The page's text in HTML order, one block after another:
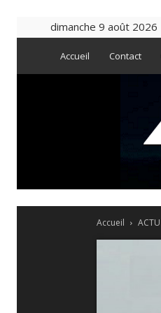
dimanche 9 août 2026
Accueil Contact
Accueil ACTU